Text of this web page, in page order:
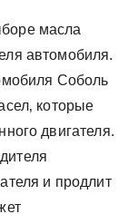
масла
автомобиля.
Соболь
которые
двигателя.
и продлит